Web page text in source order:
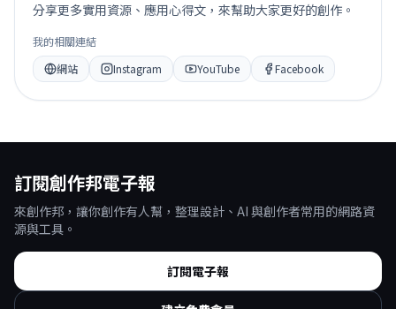
分享更多實用資源、應用心得文，來幫助大家更好的創作。
我的相關連結
網站
Instagram YouTube Facebook
訂閱創作邦電子報
來創作邦，讓你創作有人幫，整理設計、AI 與創作者常用的網路資
源與工具。
訂閱電子報